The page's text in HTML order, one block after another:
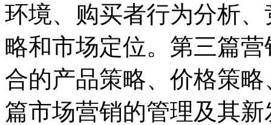
环境、购买者行为分析
略和市场定位。第三篇
合的产品策略、价格策
篇市场营销的管理及其